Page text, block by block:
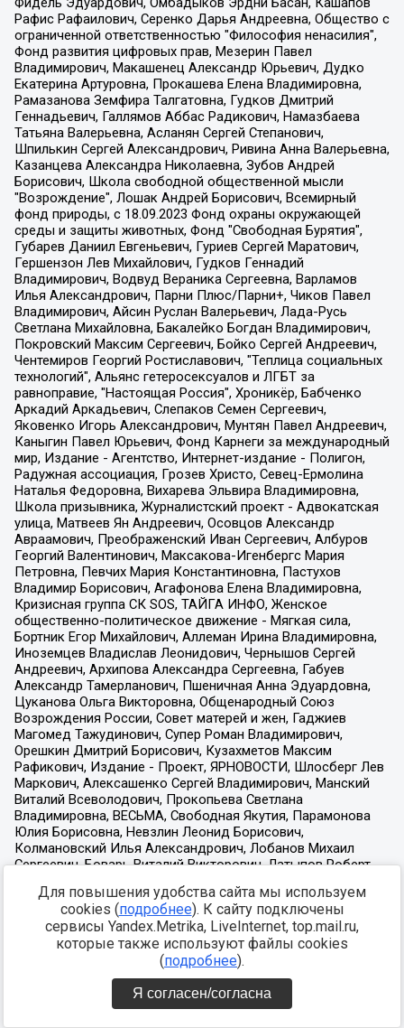
Для повышения удобства сайта мы используем
cookies (подробнее). К сайту подключены
сервисы Yandex.Metrika, LiveInternet, top.mail.ru,
которые также используют файлы cookies
(подробнее).
Я согласен/согласна